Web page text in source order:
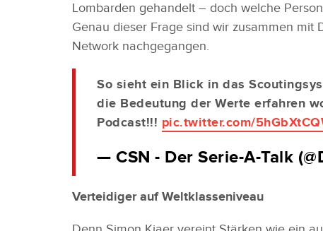
Lombarden gehandelt – doch welche
Genau dieser Frage sind wir zusammen mit
Network nachgegangen.
So sieht ein Blick in das
die Bedeutung der Werte erfahren
Podcast!!! pic.twitter.com/
— CSN - Der Serie-A-Talk
Verteidiger auf Weltklasseniveau